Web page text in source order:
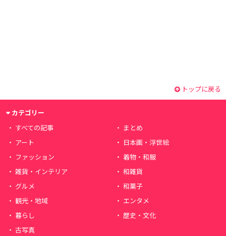
トップに戻る
カテゴリー
すべての記事
まとめ
アート
日本画・浮世絵
ファッション
着物・和服
雑貨・インテリア
和雑貨
グルメ
和菓子
観光・地域
エンタメ
暮らし
歴史・文化
古写真